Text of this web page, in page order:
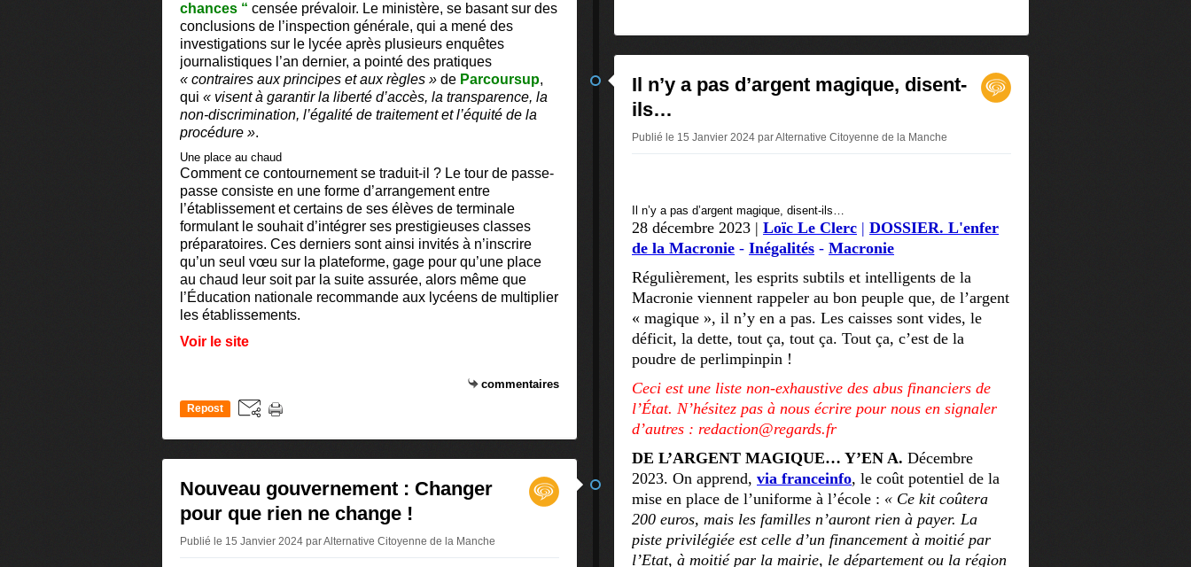
chances “ censée prévaloir. Le ministère, se basant sur des
conclusions de l’inspection générale, qui a mené des
investigations sur le lycée après plusieurs enquêtes
journalistiques l’an dernier, a pointé des pratiques
« contraires aux principes et aux règles » de Parcoursup,
qui « visent à garantir la liberté d’accès, la transparence, la
non-discrimination, l’égalité de traitement et l’équité de la
procédure ».
Une place au chaud
Comment ce contournement se traduit-il ? Le tour de passe-
passe consiste en une forme d’arrangement entre
l’établissement et certains de ses élèves de terminale
formulant le souhait d’intégrer ses prestigieuses classes
préparatoires. Ces derniers sont ainsi invités à n’inscrire
qu’un seul vœu sur la plateforme, gage pour qu’une place
au chaud leur soit par la suite assurée, alors même que
l’Éducation nationale recommande aux lycéens de multiplier
les établissements.
Voir le site
commentaires
Repost
Nouveau gouvernement : Changer
pour que rien ne change !
Publié le 15 Janvier 2024 par Alternative Citoyenne de la Manche
Il n’y a pas d’argent magique, disent-
ils…
Publié le 15 Janvier 2024 par Alternative Citoyenne de la Manche
Il n’y a pas d’argent magique, disent-ils…
28 décembre 2023 | Loïc Le Clerc | DOSSIER. L'enfer
de la Macronie - Inégalités - Macronie
Régulièrement, les esprits subtils et intelligents de la
Macronie viennent rappeler au bon peuple que, de l’argent
« magique », il n’y en a pas. Les caisses sont vides, le
déficit, la dette, tout ça, tout ça. Tout ça, c’est de la
poudre de perlimpinpin !
Ceci est une liste non-exhaustive des abus financiers de
l’État. N’hésitez pas à nous écrire pour nous en signaler
d’autres : redaction@regards.fr
DE L’ARGENT MAGIQUE… Y’EN A. Décembre
2023. On apprend, via franceinfo, le coût potentiel de la
mise en place de l’uniforme à l’école : « Ce kit coûtera
200 euros, mais les familles n’auront rien à payer. La
piste privilégiée est celle d’un financement à moitié par
l’Etat, à moitié par la mairie, le département ou la région